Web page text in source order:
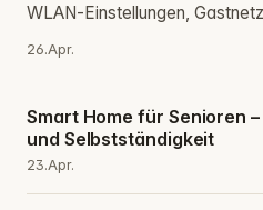
WLAN‑Einstellungen,
26.Apr.
Smart Home für Senioren
und Selbstständigkeit
23.Apr.